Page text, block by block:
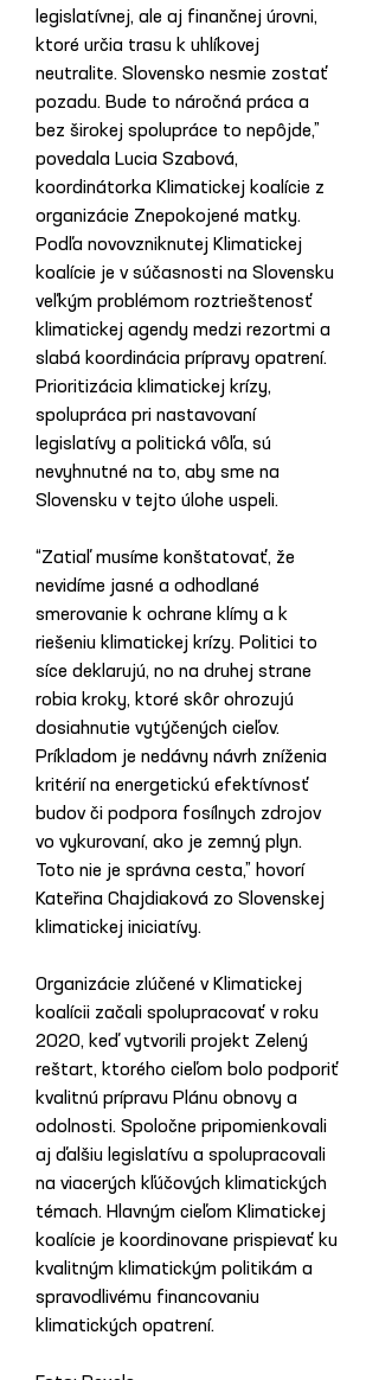
legislatívnej, ale aj finančnej úrovni,
ktoré určia trasu k uhlíkovej
neutralite. Slovensko nesmie zostať
pozadu. Bude to náročná práca a
bez širokej spolupráce to nepôjde,”
povedala Lucia Szabová,
koordinátorka Klimatickej koalície z
organizácie Znepokojené matky.
Podľa novovzniknutej Klimatickej
koalície je v súčasnosti na Slovensku
veľkým problémom roztrieštenosť
klimatickej agendy medzi rezortmi a
slabá koordinácia prípravy opatrení.
Prioritizácia klimatickej krízy,
spolupráca pri nastavovaní
legislatívy a politická vôľa, sú
nevyhnutné na to, aby sme na
Slovensku v tejto úlohe uspeli.
“Zatiaľ musíme konštatovať, že
nevidíme jasné a odhodlané
smerovanie k ochrane klímy a k
riešeniu klimatickej krízy. Politici to
síce deklarujú, no na druhej strane
robia kroky, ktoré skôr ohrozujú
dosiahnutie vytýčených cieľov.
Príkladom je nedávny návrh zníženia
kritérií na energetickú efektívnosť
budov či podpora fosílnych zdrojov
vo vykurovaní, ako je zemný plyn.
Toto nie je správna cesta,” hovorí
Kateřina Chajdiaková zo Slovenskej
klimatickej iniciatívy.
Organizácie zlúčené v Klimatickej
koalícii začali spolupracovať v roku
2020, keď vytvorili projekt Zelený
reštart, ktorého cieľom bolo podporiť
kvalitnú prípravu Plánu obnovy a
odolnosti. Spoločne pripomienkovali
aj ďalšiu legislatívu a spolupracovali
na viacerých kľúčových klimatických
témach. Hlavným cieľom Klimatickej
koalície je koordinovane prispievať ku
kvalitným klimatickým politikám a
spravodlivému financovaniu
klimatických opatrení.